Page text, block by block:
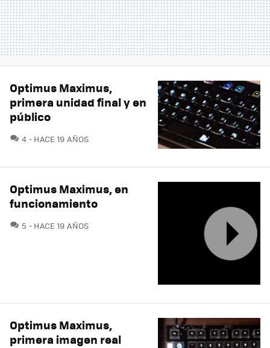
Optimus Maximus,
primera unidad final y en
público
4 COMENTARIOS
HACE 19 AÑOS
Optimus Maximus, en
funcionamiento
5 COMENTARIOS
HACE 19 AÑOS
Optimus Maximus,
primera imagen real